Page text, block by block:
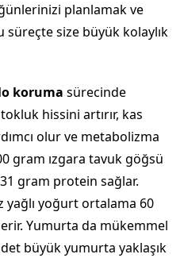
planlamak ve
süreçte size büyük kolaylık
koruma sürecinde
hissini artırır, kas
olur ve metabolizma
gram ızgara tavuk göğsü
gram protein sağlar.
yağlı yoğurt ortalama 60
Yumurta da mükemmel
büyük yumurta yaklaşık